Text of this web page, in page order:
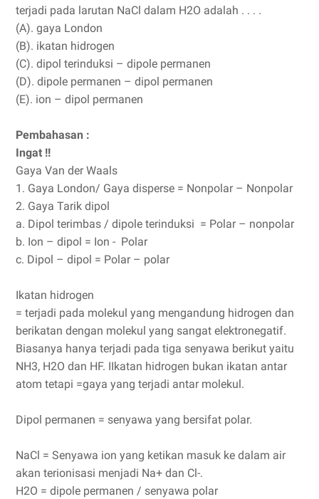
terjadi pada larutan NaCl dalam H2O adalah . . . .
(A). gaya London
(B). ikatan hidrogen
(C). dipol terinduksi – dipole permanen
(D). dipole permanen – dipol permanen
(E). ion – dipol permanen
Pembahasan :
Ingat !!
Gaya Van der Waals
1. Gaya London/ Gaya disperse = Nonpolar – Nonpolar
2. Gaya Tarik dipol
a. Dipol terimbas / dipole terinduksi = Polar – nonpolar
b. Ion – dipol = Ion - Polar
c. Dipol – dipol = Polar – polar
Ikatan hidrogen
= terjadi pada molekul yang mengandung hidrogen dan
berikatan dengan molekul yang sangat elektronegatif.
Biasanya hanya terjadi pada tiga senyawa berikut yaitu
NH3, H2O dan HF. IIkatan hidrogen bukan ikatan antar
atom tetapi =gaya yang terjadi antar molekul.
Dipol permanen = senyawa yang bersifat polar.
NaCl = Senyawa ion yang ketikan masuk ke dalam air
akan terionisasi menjadi Na+ dan Cl-.
H2O = dipole permanen / senyawa polar